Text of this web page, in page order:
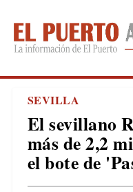
SEVILLA
El sevillano
más de 2,2
el bote de